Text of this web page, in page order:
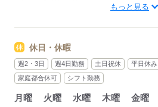
14：00～21：00 など◎
■1日5時間～/週3日～勤務OK
■シフト相談OK
・08：50 ～ 17：00
もっと見る
休日・休暇
週2・3日 週4日勤務 土日祝休 平日休み
家庭都合休可
シフト勤務
月曜 火曜 水曜 木曜 金曜